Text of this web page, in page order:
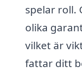
spelar roll.
olika
vilket är
fattar ditt